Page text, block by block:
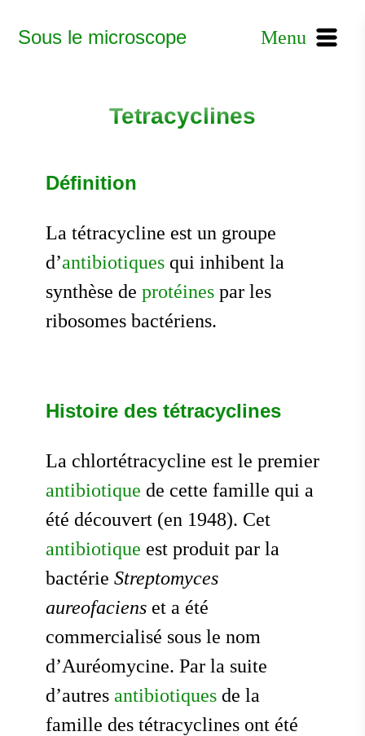
Sous le microscope Menu
Tetracyclines
Définition
La tétracycline est un groupe
d’antibiotiques qui inhibent la
synthèse de protéines par les
ribosomes bactériens.
Histoire des tétracyclines
La chlortétracycline est le premier
antibiotique de cette famille qui a
été découvert (en 1948). Cet
antibiotique est produit par la
bactérie Streptomyces
aureofaciens et a été
commercialisé sous le nom
d’Auréomycine. Par la suite
d’autres antibiotiques de la
famille des tétracyclines ont été